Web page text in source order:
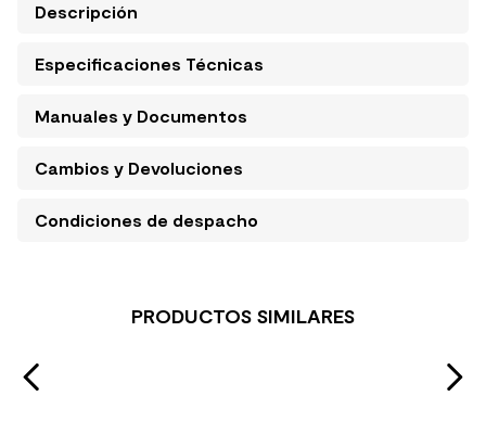
Descripción
Especificaciones Técnicas
Manuales y Documentos
Cambios y Devoluciones
Condiciones de despacho
PRODUCTOS SIMILARES